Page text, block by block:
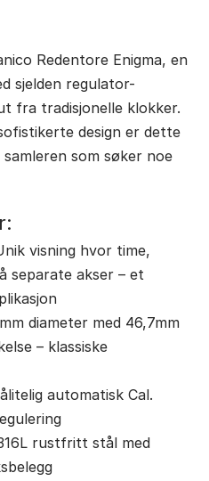
Redentore Enigma, en
sjelden regulator-
fra tradisjonelle klokker.
design er dette
som søker noe
visning hvor time,
separate akser – et
diameter med 46,7mm
– klassiske
automatisk Cal.
rustfritt stål med